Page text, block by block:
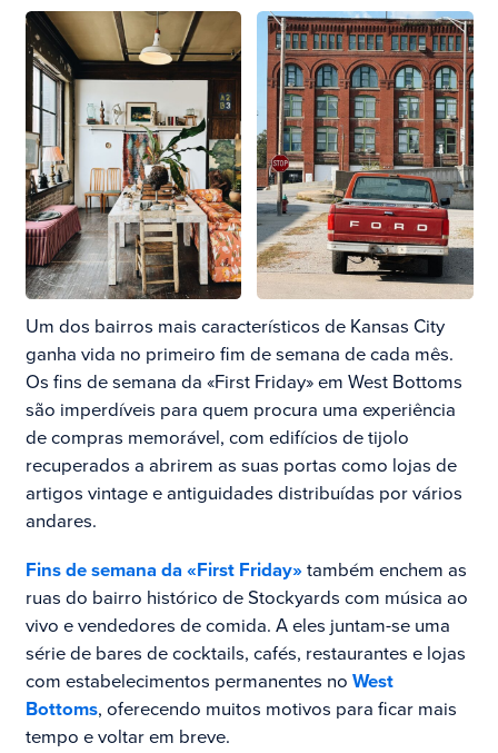
Um dos bairros mais característicos de Kansas City
ganha vida no primeiro fim de semana de cada mês.
Os fins de semana da «First Friday» em West Bottoms
são imperdíveis para quem procura uma experiência
de compras memorável, com edifícios de tijolo
recuperados a abrirem as suas portas como lojas de
artigos vintage e antiguidades distribuídas por vários
andares.
Fins de semana da «First Friday» também enchem as
ruas do bairro histórico de Stockyards com música ao
vivo e vendedores de comida. A eles juntam-se uma
série de bares de cocktails, cafés, restaurantes e lojas
com estabelecimentos permanentes no West
Bottoms, oferecendo muitos motivos para ficar mais
tempo e voltar em breve.